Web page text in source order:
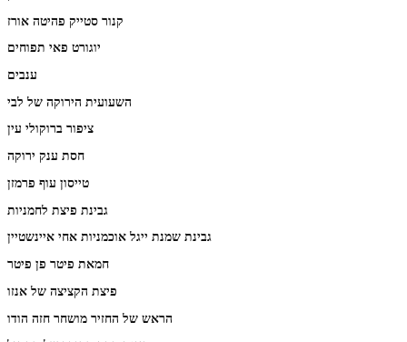
קנור סטייק פהיטה אורז
יוגורט פאי תפוחים
ענבים
השעועית הירוקה של לבי
ציפור ברוקולי עין
חסת ענק ירוקה
טייסון עוף פרמזן
גבינת פיצת לחמניות
גבינת שמנת ייגל אוכמניות אחי איינשטיין
חמאת פיטר פן פיטר
פיצת הקציצה של אנזו
הראש של החזיר מושחר חזה הודו